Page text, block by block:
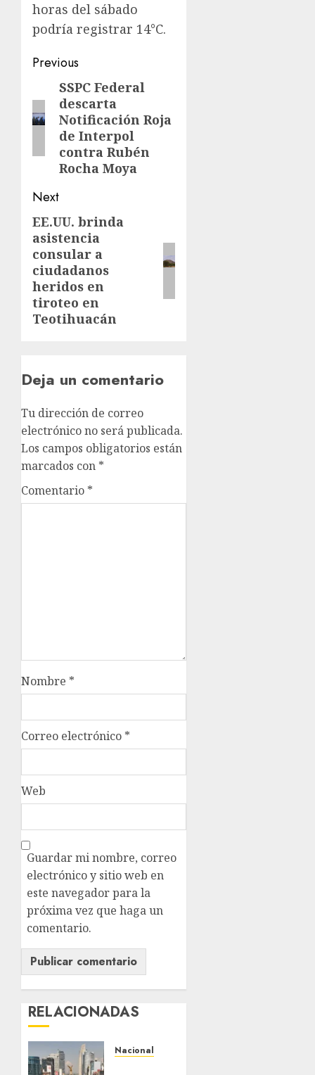
horas del sábado
podría registrar 14°C.
Previous
SSPC Federal
descarta
Notificación Roja
de Interpol
contra Rubén
Rocha Moya
Next
EE.UU. brinda
asistencia
consular a
ciudadanos
heridos en
tiroteo en
Teotihuacán
Deja un comentario
Tu dirección de correo
electrónico no será publicada.
Los campos obligatorios están
marcados con *
Comentario *
Nombre *
Correo electrónico *
Web
Guardar mi nombre, correo
electrónico y sitio web en
este navegador para la
próxima vez que haga un
comentario.
RELACIONADAS
Nacional